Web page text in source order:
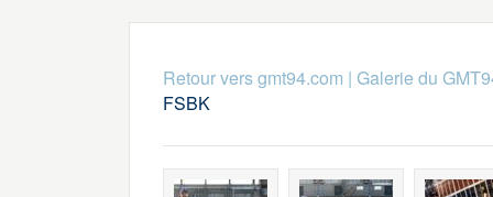
Retour vers gmt94.com | Galerie du
FSBK